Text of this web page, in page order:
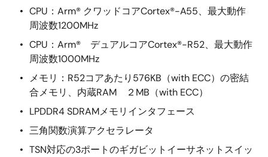
CPU：Arm® クワッドコアCortex®-A55、最大動作
周波数1200MHz
CPU：Arm® デュアルコアCortex®-R52、最大動作
周波数1000MHz
メモリ：R52コアあたり576KB（with ECC）の密結
合メモリ、内蔵RAM ２MB（with ECC）
LPDDR4 SDRAMメモリインタフェース
三角関数演算アクセラレータ
TSN対応の3ポートのギガビットイーサネットスイッ